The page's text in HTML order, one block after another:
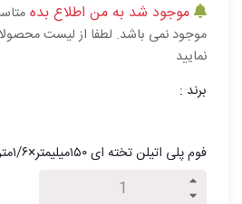
موجود شد به من اطلاع بده
موجود نمی باشد. لطفا از لیست
نمایید
برند :
فوم پلی اتیلن تخته ای ۱۵۰میلیمتر×۱/۶متر×۲متر